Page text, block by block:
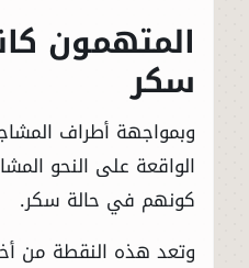
المتهمون
سكر
وبمواجهة أطراف
الواقعة على النحو
كونهم في حالة سكر.
وتعد هذه النقطة من